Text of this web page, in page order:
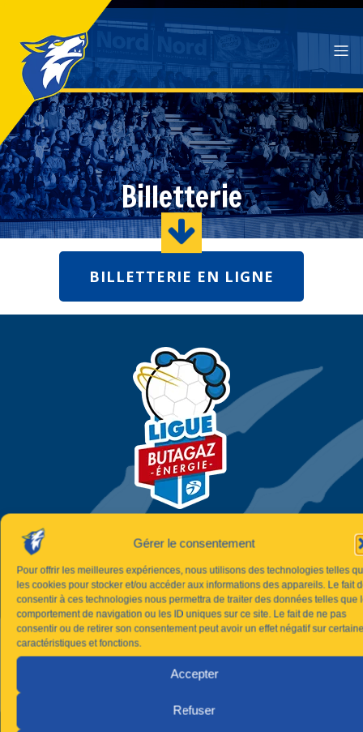
Gérer le consentement
Pour offrir les meilleures expériences, nous utilisons des technologies telles
les cookies pour stocker et/ou accéder aux informations des appareils. Le fait
consentir à ces technologies nous permettra de traiter des données telles que
comportement de navigation ou les ID uniques sur ce site. Le fait de ne pas
consentir ou de retirer son consentement peut avoir un effet négatif sur
caractéristiques et fonctions.
Accepter
Refuser
Billetterie
BILLETTERIE EN LIGNE